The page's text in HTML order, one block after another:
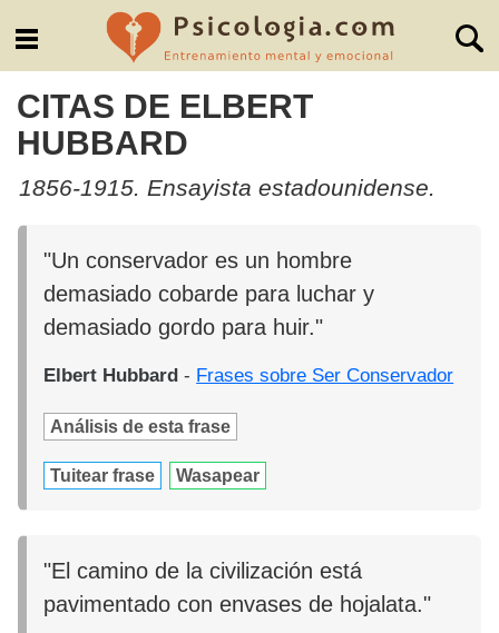
CITAS DE ELBERT
HUBBARD
1856-1915. Ensayista estadounidense.
"Un conservador es un hombre
demasiado cobarde para luchar y
demasiado gordo para huir."
Elbert Hubbard - Frases sobre Ser Conservador
Análisis de esta frase
Tuitear frase Wasapear
"El camino de la civilización está
pavimentado con envases de hojalata."